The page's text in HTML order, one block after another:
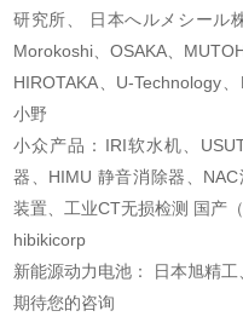
研究所、 日本へルメシール
Morokoshi、OSAKA、
HIROTAKA、U-Technology
小野
小众产品：IRI软水机、
器、HIMU 静音消除器、NAC
装置、工业CT无损检测 国产
hibikicorp
新能源动力电池： 日本旭精
期待您的咨询